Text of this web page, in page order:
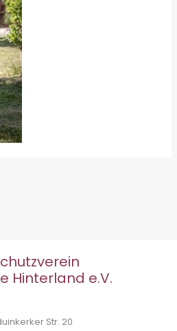
Hinterland e.V.
Str. 20